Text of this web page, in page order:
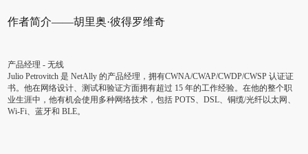
作者简介——胡里奥·彼得罗维奇
产品经理 - 无线
Julio Petrovitch 是 NetAlly 的产品经理，拥有CWNA/CWAP/CWDP/CWSP 认证证
书。他在网络设计、测试和验证方面拥有超过 15 年的工作经验。在他的整个职
业生涯中，他有机会使用多种网络技术，包括 POTS、DSL、铜缆/光纤以太网、
Wi-Fi、蓝牙和 BLE。